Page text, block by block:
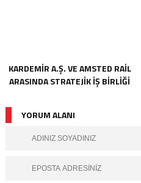
KARDEMİR A.Ş. VE AMSTED RAİL
ARASINDA STRATEJİK İŞ BİRLİĞİ
YORUM ALANI